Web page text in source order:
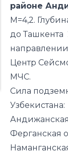
районе
М=4,2.
до Ташкента
Центр
МЧС.
Сила
Узбекистана:
Андижанская
Ферганская